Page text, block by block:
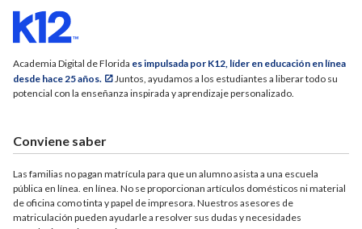
Academia Digital de Florida es impulsada por K12, líder en educación en línea
desde hace 25 años.
Juntos, ayudamos a los estudiantes a liberar todo su
potencial con la enseñanza inspirada y aprendizaje personalizado.
Conviene saber
Las familias no pagan matrícula para que un alumno asista a una escuela
pública en línea. en línea. No se proporcionan artículos domésticos ni material
de oficina como tinta y papel de impresora. Nuestros asesores de
matriculación pueden ayudarle a resolver sus dudas y necesidades